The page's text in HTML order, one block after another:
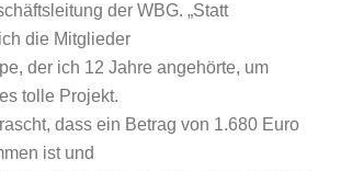
der WBG. „Statt
die Mitglieder
der ich 12 Jahre angehörte, um
tolle Projekt.
dass ein Betrag von 1.680 Euro
ist und